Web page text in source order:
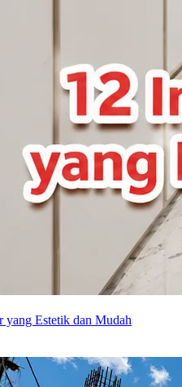
Estetik dan Mudah